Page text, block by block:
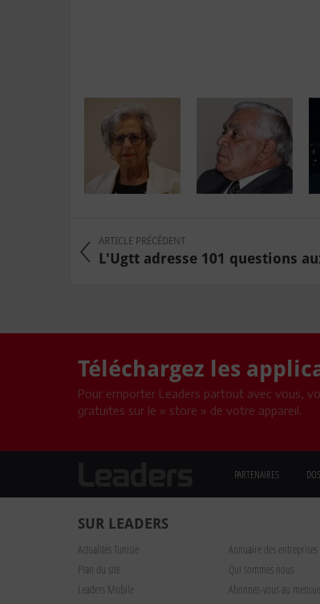
ARTICLE PRÉCÉDENT
L'Ugtt adresse 101 questions
Téléchargez les
Pour emporter Leaders partout avec vous,
gratuites sur le « store » de votre appareil.
PARTENAIRES
SUR LEADERS
Actualités Tunisie Annuaire des entreprises
Plan du site
Qui sommes nous
Leaders Mobile
Abonnez-vous au